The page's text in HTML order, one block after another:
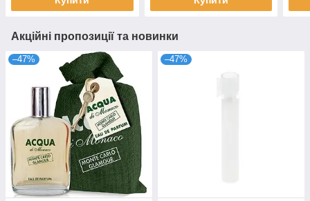
Акційні пропозиції та новинки
–47% –47%